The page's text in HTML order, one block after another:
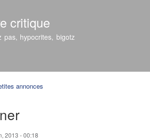
critique
pas, hypocrites, bigotz
annonces
2013 - 00:18